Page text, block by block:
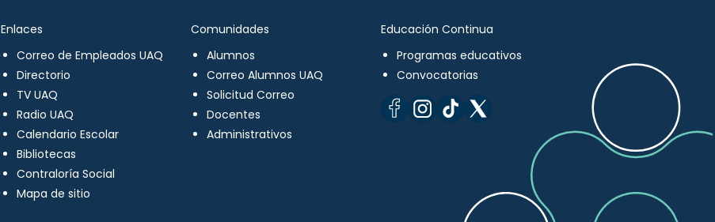
Enlaces
Correo de Empleados UAQ
Directorio
TV UAQ
Radio UAQ
Calendario Escolar
Bibliotecas
Contraloría Social
Mapa de sitio
Comunidades
Alumnos
Correo Alumnos UAQ
Solicitud Correo
Docentes
Administrativos
Educación Continua
Programas educativos
Convocatorias